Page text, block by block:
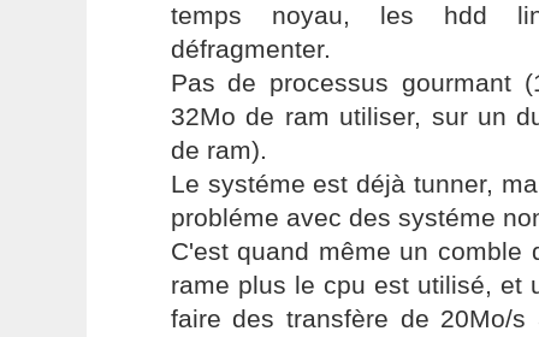
temps noyau, les hdd
défragmenter.
Pas de processus gourmant
32Mo de ram utiliser, sur un
de ram).
Le systéme est déjà tunner,
probléme avec des systéme
C'est quand même un comble
rame plus le cpu est utilisé, et
faire des transfère de 20Mo/